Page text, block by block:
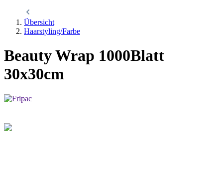
Übersicht
Haarstyling/Farbe
Beauty Wrap 1000Blatt
30x30cm